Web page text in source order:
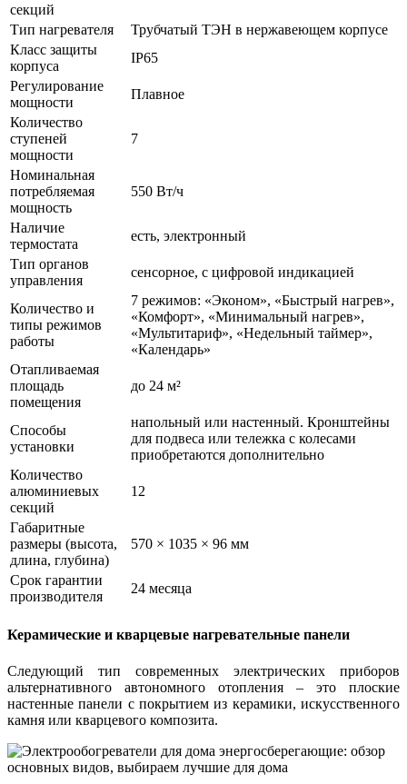
секций
Тип нагревателя
Трубчатый ТЭН в нержавеющем корпусе
Класс защиты
корпуса
IP65
Регулирование
мощности
Плавное
Количество
ступеней
мощности
7
Номинальная
потребляемая
мощность
550 Вт/ч
Наличие
термостата
есть, электронный
Тип органов
управления
сенсорное, с цифровой индикацией
Количество и
типы режимов
работы
7 режимов: «Эконом», «Быстрый нагрев»,
«Комфорт», «Минимальный нагрев»,
«Мультитариф», «Недельный таймер»,
«Календарь»
Отапливаемая
площадь
помещения
до 24 м²
Способы
установки
напольный или настенный. Кронштейны
для подвеса или тележка с колесами
приобретаются дополнительно
Количество
алюминиевых
секций
12
Габаритные
размеры (высота,
длина, глубина)
570 × 1035 × 96 мм
Срок гарантии
производителя
24 месяца
Керамические и кварцевые нагревательные панели
Следующий тип современных электрических приборов
альтернативного автономного отопления – это плоские
настенные панели с покрытием из керамики, искусственного
камня или кварцевого композита.